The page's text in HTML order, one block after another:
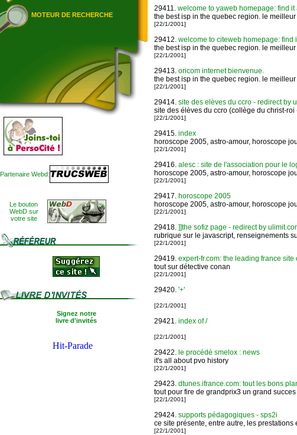
MOTEUR DE RECHERCHE
Partenaire Webd:
Le bouton
WebD sur
votre site
Signez notre
livre d'invités
29411. welcome to yaweb homepage: find it
the best isp in the quebec region. le
[22/1/2001]
29412. welcome to citeweb homepage: find
the best isp in the quebec region. le
[22/1/2001]
29413. oricom internet bienvenue.
the best isp in the quebec region. le
[22/1/2001]
29414. site des elèves du ccro - redirect by
site des élèves du ccro (collège du christ-
[22/1/2001]
29415. index
horoscope 2005, astro-amour, horoscope
[22/1/2001]
29416. alesc : site de l'association pour le
horoscope 2005, astro-amour, horoscope
[22/1/2001]
29417. horoscope 2005
horoscope 2005, astro-amour, horoscope
[22/1/2001]
29418. ]]the sofiz page - redirect by
rubrique sur le javascript, renseignements
[22/1/2001]
29419. expert-fr.com: the leading france site
tout sur détective conan
[22/1/2001]
29420. '+'
[22/1/2001]
29421. index of /
[22/1/2001]
29422. le procédé smelox : news
it's all about pvo history
[22/1/2001]
29423. dtunes.ifrance.com: tout les bons
tout pour fire de grandprix3 un grand
[22/1/2001]
29424. supports pédagogiques - sps2i
ce site présente, entre autre, les
[22/1/2001]